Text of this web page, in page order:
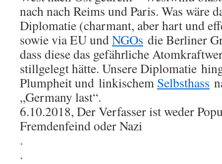
nach nach Reims und Paris. Was wäre
Diplomatie (charmant, aber hart und
sowie via EU undNGOs die Berliner
dass diese das gefährliche
stillgelegt hätte. Unsere Diplomatie
Plumpheit und linkischem Selbsthass
„Germany last“.
6.10.2018, Der Verfasser ist weder
Fremdenfeind oder Nazi
.
.